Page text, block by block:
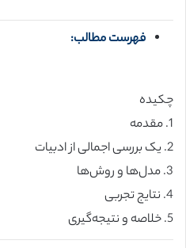
فهرست مطالب:
چکیده
1. مقدمه
2. یک بررسی اجمالی از ادبیات
3. مدل‌ها و روش‌ها
4. نتایج تجربی
5. خلاصه و نتیجه‌گیری